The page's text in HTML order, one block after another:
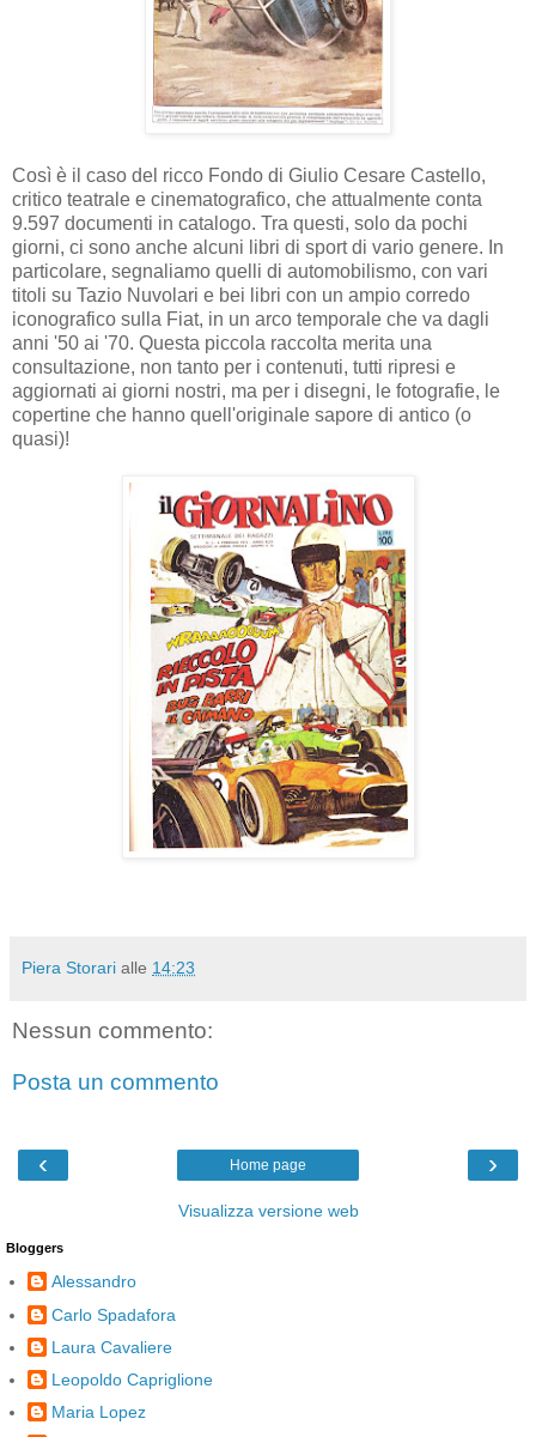
Così è il caso del ricco Fondo di Giulio Cesare Castello,
critico teatrale e cinematografico, che attualmente conta
9.597 documenti in catalogo. Tra questi, solo da pochi
giorni, ci sono anche alcuni libri di sport di vario genere. In
particolare, segnaliamo quelli di automobilismo, con vari
titoli su Tazio Nuvolari e bei libri con un ampio corredo
iconografico sulla Fiat, in un arco temporale che va dagli
anni '50 ai '70. Questa piccola raccolta merita una
consultazione, non tanto per i contenuti, tutti ripresi e
aggiornati ai giorni nostri, ma per i disegni, le fotografie, le
copertine che hanno quell'originale sapore di antico (o
quasi)!
Piera Storari alle 14:23
Nessun commento:
Posta un commento
‹ ›
Home page
Visualizza versione web
Bloggers
Alessandro
Carlo Spadafora
Laura Cavaliere
Leopoldo Capriglione
Maria Lopez